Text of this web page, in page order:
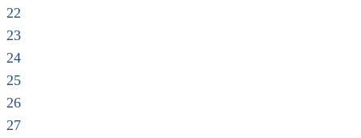
22
23
24
25
26
27